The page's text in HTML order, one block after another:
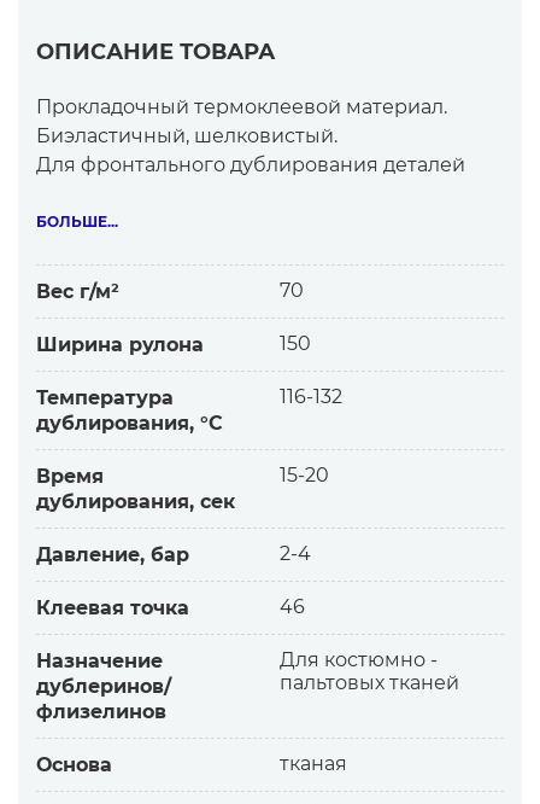
ОПИСАНИЕ ТОВАРА
Прокладочный термоклеевой материал.
Биэластичный, шелковистый.
Для фронтального дублирования деталей
Особенности материала:
— без прохождения клея на лицевую сторону
— сохраняет структуру ткани в местах
дублирования
Дополнительная информация:
Отличия от других китайских:
Ориентация на стандарты качества стран ЕС
Основа:
— качественные волокна, современное
производство
Клеевое покрытие:
— двойное точечное нанесение
швейцарского клея ПА
Клей ПА не загрязняет тефлоновые ленты
прессов.
БОЛЬШЕ...
Вес г/м² 70
Ширина рулона 150
Температура
дублирования, °С
116-132
Время
дублирования, сек
15-20
Давление, бар 2-4
Клеевая точка 46
Назначение
дублеринов/
флизелинов
Для костюмно -
пальтовых тканей
Основа тканая